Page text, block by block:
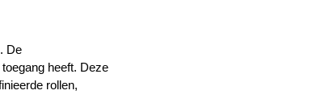
De
heeft. Deze
rollen,